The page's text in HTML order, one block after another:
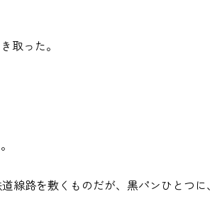
取った。
線路を敷くものだが、黒パンひとつに、